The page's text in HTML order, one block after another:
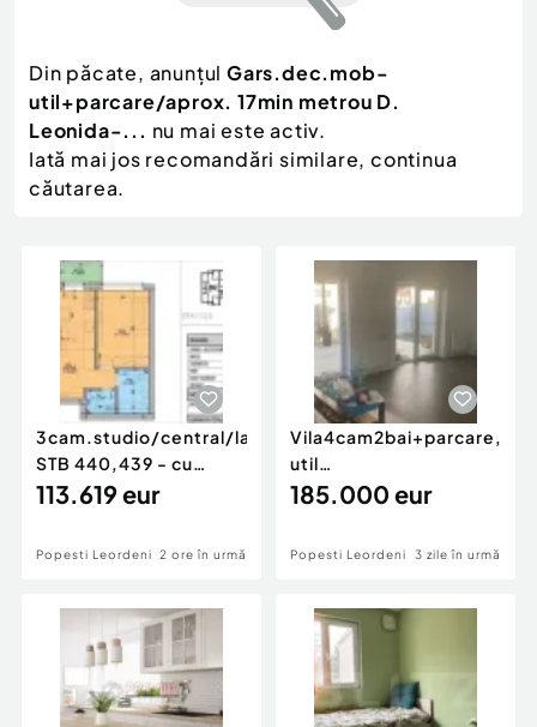
Mama si copilul
Moda si frumusete
Sport, timp liber, arta
Agro si Industrie
Animale de companie
Afaceri și echipamente profesionale
Inchiriere Bunuri si Vehicule
Scutere - ATV - UTV
Autoutilitare
Ambarcatiuni
Camioane - Rulote - Remorci
Motociclete
Piese auto si accesorii
Dacia Duster
Din păcate, anunțul Gars.dec.mob-
util+parcare/aprox. 17min metrou D.
Leonida-... nu mai este activ.
Iată mai jos recomandări similare, continua
căutarea.
3cam.studio/central/langa
STB 440,439 - cu
capat metrou P...
113.619 eur
Popesti Leordeni 2 ore în urmă
util
complet/semicentral
185.000 eur
Popesti Leordeni 3 zile în urmă